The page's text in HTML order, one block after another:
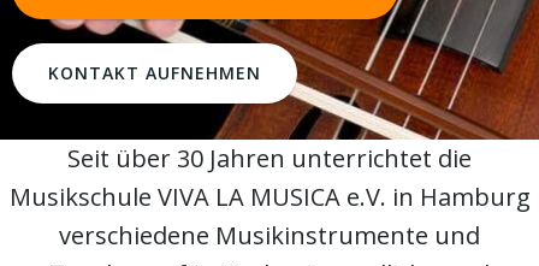
KONTAKT AUFNEHMEN
Seit über 30 Jahren unterrichtet die
Musikschule VIVA LA MUSICA e.V. in Hamburg
verschiedene Musikinstrumente und